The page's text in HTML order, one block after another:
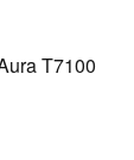
T7100